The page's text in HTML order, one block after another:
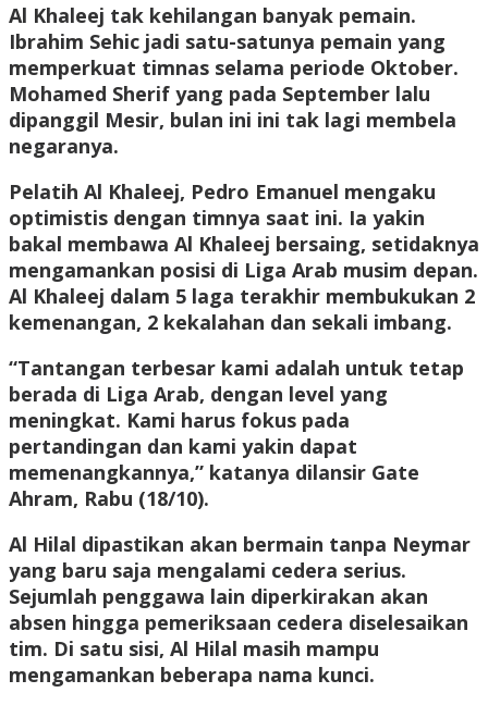
Al Khaleej tak kehilangan banyak pemain.
Ibrahim Sehic jadi satu-satunya pemain yang
memperkuat timnas selama periode Oktober.
Mohamed Sherif yang pada September lalu
dipanggil Mesir, bulan ini ini tak lagi membela
negaranya.
Pelatih Al Khaleej, Pedro Emanuel mengaku
optimistis dengan timnya saat ini. Ia yakin
bakal membawa Al Khaleej bersaing, setidaknya
mengamankan posisi di Liga Arab musim depan.
Al Khaleej dalam 5 laga terakhir membukukan 2
kemenangan, 2 kekalahan dan sekali imbang.
“Tantangan terbesar kami adalah untuk tetap
berada di Liga Arab, dengan level yang
meningkat. Kami harus fokus pada
pertandingan dan kami yakin dapat
memenangkannya,” katanya dilansir Gate
Ahram, Rabu (18/10).
Al Hilal dipastikan akan bermain tanpa Neymar
yang baru saja mengalami cedera serius.
Sejumlah penggawa lain diperkirakan akan
absen hingga pemeriksaan cedera diselesaikan
tim. Di satu sisi, Al Hilal masih mampu
mengamankan beberapa nama kunci.